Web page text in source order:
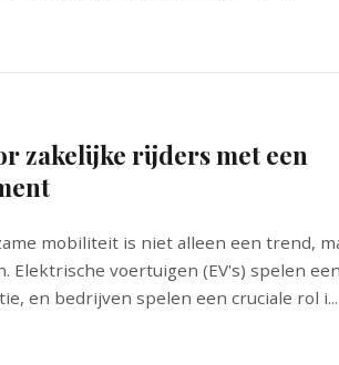
zakelijke rijders met een
mobiliteit is niet alleen een trend,
Elektrische voertuigen (EV's) spelen een
en bedrijven spelen een cruciale rol i...